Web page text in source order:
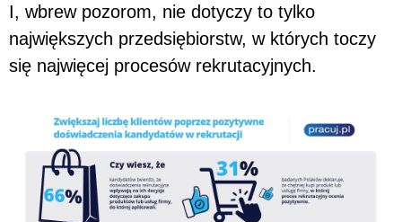
I, wbrew pozorom, nie dotyczy to tylko
największych przedsiębiorstw, w których toczy
się najwięcej procesów rekrutacyjnych.